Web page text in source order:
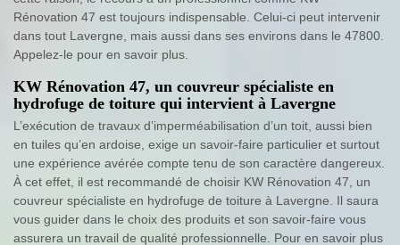
Rénovation 47 est toujours indispensable. Celui-ci peut intervenir
dans tout Lavergne, mais aussi dans ses environs dans le 47800.
Appelez-le pour en savoir plus.
KW Rénovation 47, un couvreur spécialiste en
hydrofuge de toiture qui intervient à Lavergne
L’exécution de travaux d’imperméabilisation d’un toit, aussi bien
en tuiles qu’en ardoise, exige un savoir-faire particulier et surtout
une expérience avérée compte tenu de son caractère dangereux.
À cet effet, il est recommandé de choisir KW Rénovation 47, un
couvreur spécialiste en hydrofuge de toiture à Lavergne. Il saura
vous guider dans le choix des produits et son savoir-faire vous
assurera un travail de qualité professionnelle. Pour en savoir plus